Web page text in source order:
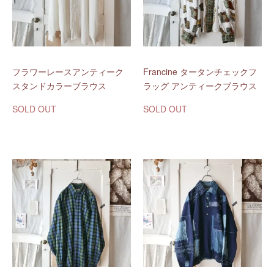
フラワーレースアンティーク
スタンドカラーブラウス
SOLD OUT
Francine タータンチェックフ
ラッグ アンティークブラウス
SOLD OUT